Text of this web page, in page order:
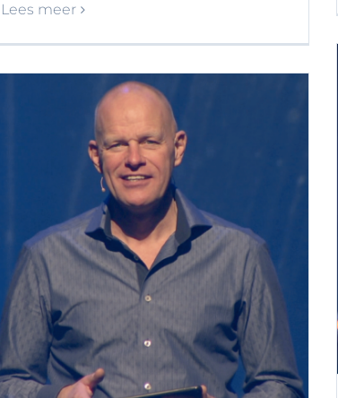
Lees meer
Kampvuurdienst
Superheld?